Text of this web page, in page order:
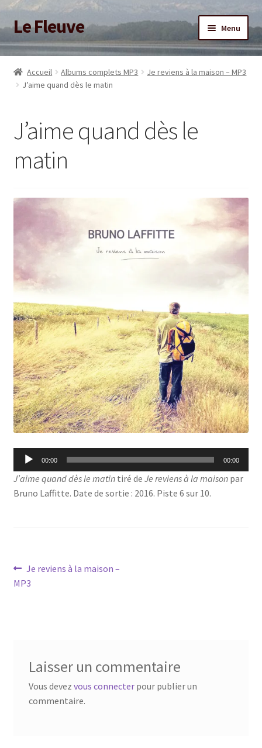
Aller
à
la
navigation
Aller
au
contenu
Le Fleuve Menu
Accueil
Ouvrir
le
Blog
Adhésion/Soutien
Accueil Albums complets MP3
Je reviens à la maison – MP3
J’aime quand dès le matin
J’aime quand dès le
matin
Lecteur
audio
00:00 00:00
J’aime quand dès le matintiré de Je reviens à la maisonpar
Bruno Laffitte. Date de sortie : 2016. Piste 6 sur 10.
Navigation
de
Article
précédent :
Je reviens à la maison –
MP3
Laisser un commentaire
Vous devez vous connecterpour publier un
commentaire.